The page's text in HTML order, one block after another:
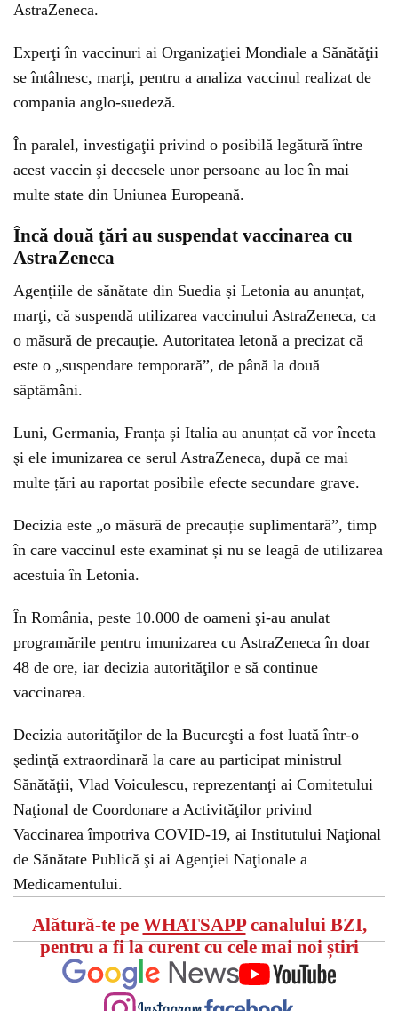
AstraZeneca.
Experţi în vaccinuri ai Organizaţiei Mondiale a Sănătăţii
se întâlnesc, marţi, pentru a analiza vaccinul realizat de
compania anglo-suedeză.
În paralel, investigaţii privind o posibilă legătură între
acest vaccin şi decesele unor persoane au loc în mai
multe state din Uniunea Europeană.
Încă două ţări au suspendat vaccinarea cu
AstraZeneca
Agențiile de sănătate din Suedia și Letonia au anunțat,
marţi, că suspendă utilizarea vaccinului AstraZeneca, ca
o măsură de precauție. Autoritatea letonă a precizat că
este o „suspendare temporară”, de până la două
săptămâni.
Luni, Germania, Franța și Italia au anunțat că vor înceta
şi ele imunizarea ce serul AstraZeneca, după ce mai
multe țări au raportat posibile efecte secundare grave.
Decizia este „o măsură de precauție suplimentară”, timp
în care vaccinul este examinat și nu se leagă de utilizarea
acestuia în Letonia.
În România, peste 10.000 de oameni şi-au anulat
programările pentru imunizarea cu AstraZeneca în doar
48 de ore, iar decizia autorităţilor e să continue
vaccinarea.
Decizia autorităţilor de la Bucureşti a fost luată într-o
şedinţă extraordinară la care au participat ministrul
Sănătăţii, Vlad Voiculescu, reprezentanţi ai Comitetului
Naţional de Coordonare a Activităţilor privind
Vaccinarea împotriva COVID-19, ai Institutului Naţional
de Sănătate Publică şi ai Agenţiei Naţionale a
Medicamentului.
Alătură-te pe WHATSAPPcanalului BZI,
pentru a fi la curent cu cele mai noi știri